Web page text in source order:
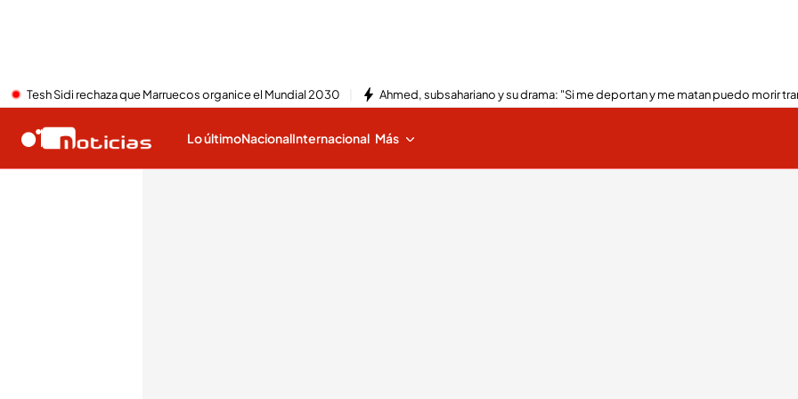
Tesh Sidi rechaza que Marruecos organice el Mundial 2030 Ahmed, subsahariano y su drama: "Si me deportan y me matan puedo morir
Lo últimoNacionalInternacional Más